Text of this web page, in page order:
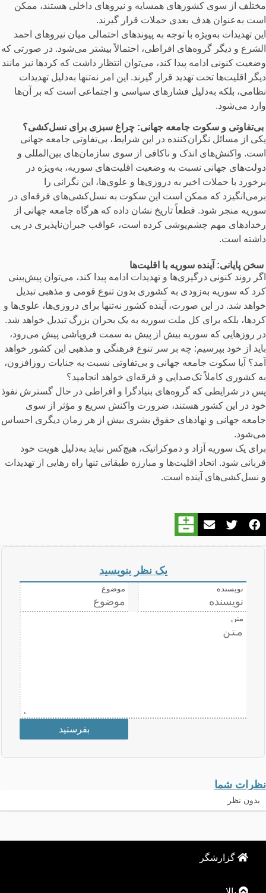
مختلف از سوی کشورهای همسایه و نیروهای داخلی هستند، ممکن
است به‌عنوان هدف بعدی حملات قرار گیرند.
این تهدیدات به‌ویژه با توجه به پیوندهای احتمالی میان نیروهای احمد
الشرع و دیگر گروه‌های افراطی، احتمالاً بیشتر می‌شود. در صورتی که
وضعیت کنونی ادامه پیدا کند، می‌توان انتظار داشت که کردها نیز مانند
دیگر اقلیت‌ها تحت تهدید قرار گیرند. این امر نه‌تنها به‌دلیل تهدیدات
نظامی، بلکه به‌دلیل فشارهای سیاسی و اجتماعی است که بر آن‌ها
وارد می‌شود.
بی‌تفاوتی و سکوت جامعه جهانی: چراغ سبزی برای نسل‌کشی؟
یکی از مسائل نگران‌کننده در این شرایط، بی‌تفاوتی جامعه جهانی
است. واکنش‌های اندک و ناکافی از سوی سازمان‌های بین‌المللی و
دولت‌های جهانی نسبت به وضعیت اقلیت‌های سوریه، به‌ویژه در
برخورد با حملات اخیر به دروزی‌ها و علوی‌ها، این نگرانی را
برمی‌انگیزد که ممکن است این سکوت به نسل‌کشی‌های فرقه‌ای در
سوریه منجر شود. قطعاً تاریخ نشان داده که هرگاه جامعه جهانی از
رخدادهای مهم چشم‌پوشی کرده است، عواقب جبران‌ناپذیری در پی
داشته است.
سخن پایانی: آینده سوریه با اقلیت‌ها
اگر روند کنونی درگیری‌ها و تهدیدات ادامه پیدا کند، می‌توان پیش‌بینی
کرد که سوریه به‌زودی به کشوری بدون تنوع قومی و مذهبی تبدیل
خواهد شد. در این صورت، آینده کشور نه‌تنها برای دروزی‌ها، علوی‌ها و
کردها، بلکه برای کل ملت سوریه به یک بحران بزرگ تبدیل خواهد شد.
در روزهایی که سوریه بیش از پیش به سمت فروپاشی پیش می‌رود،
باید از خود بپرسیم: چه بر سر تنوع فرهنگی و مذهبی این کشور خواهد
آمد؟ آیا سکوت جامعه جهانی و بی‌تفاوتی نسبت به جنایات روزافزون،
به کشوری کاملاً تک‌صدایی و فرقه‌ای خواهد انجامید؟
پس در شرایطی که گروه‌های بنیادگرا و افراطی در حال گسترش نفوذ
خود در این کشور هستند، ضرورت واکنش سریع و مؤثر از سوی
جامعه جهانی و نهادهای حقوق بشری بیش از هر زمان دیگری احساس
می‌شود.
برای یک سوریه آزاد و دموکراتیک، هیچ‌کس نباید به‌دلیل هویت خود
قربانی شود. اتحاد اقلیت‌ها و مبارزه طبقاتی تنها راه رهایی از تهدیدات
و نسل‌کشی‌های آینده است.
یک نظر بنویسید
نویسنده موضوع
متن
نظرات شما
بدون نظر
گزارشگر